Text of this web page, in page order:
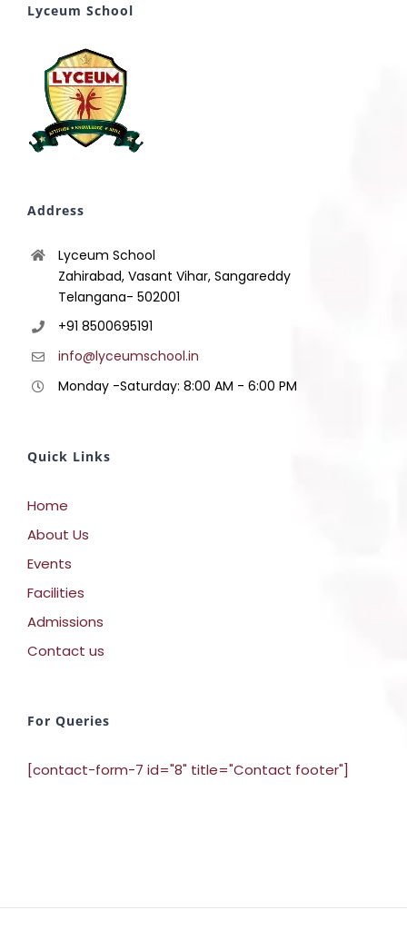
Lyceum School
Address
Lyceum School
Zahirabad, Vasant Vihar, Sangareddy
Telangana- 502001
+91 8500695191
info@lyceumschool.in
Monday -Saturday: 8:00 AM - 6:00 PM
Quick Links
Home
About Us
Events
Facilities
Admissions
Contact us
For Queries
[contact-form-7 id="8" title="Contact footer"]